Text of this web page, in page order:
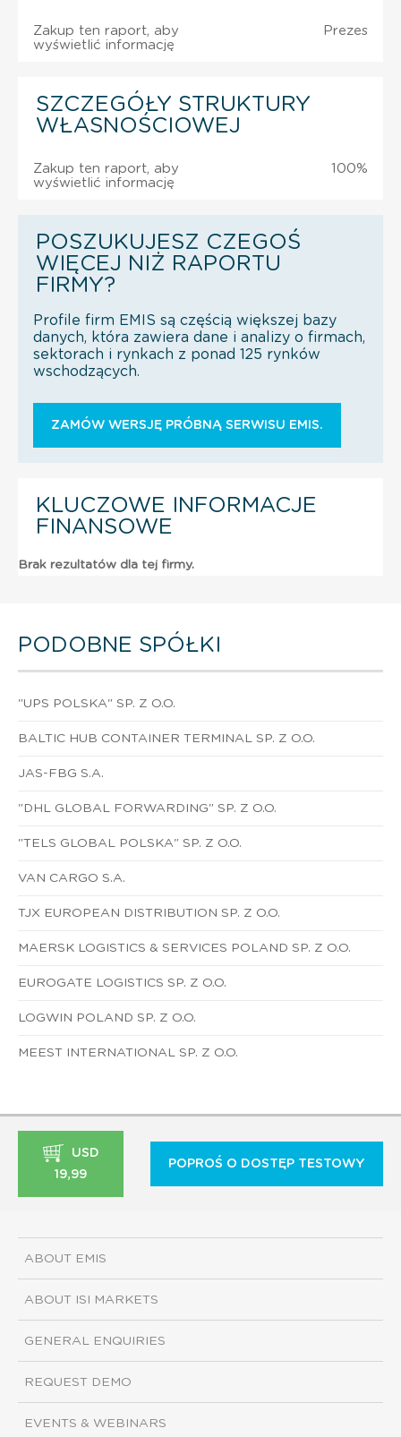
Zakup ten raport, aby
wyświetlić informację
Prezes
SZCZEGÓŁY STRUKTURY
WŁASNOŚCIOWEJ
Zakup ten raport, aby
wyświetlić informację
100%
POSZUKUJESZ CZEGOŚ
WIĘCEJ NIŻ RAPORTU
FIRMY?
Profile firm EMIS są częścią większej bazy
danych, która zawiera dane i analizy o firmach,
sektorach i rynkach z ponad 125 rynków
wschodzących.
ZAMÓW WERSJĘ PRÓBNĄ SERWISU EMIS.
KLUCZOWE INFORMACJE
FINANSOWE
Brak rezultatów dla tej firmy.
PODOBNE SPÓŁKI
"UPS POLSKA" SP. Z O.O.
BALTIC HUB CONTAINER TERMINAL SP. Z O.O.
JAS-FBG S.A.
"DHL GLOBAL FORWARDING" SP. Z O.O.
"TELS GLOBAL POLSKA" SP. Z O.O.
VAN CARGO S.A.
TJX EUROPEAN DISTRIBUTION SP. Z O.O.
MAERSK LOGISTICS & SERVICES POLAND SP. Z O.O.
EUROGATE LOGISTICS SP. Z O.O.
LOGWIN POLAND SP. Z O.O.
MEEST INTERNATIONAL SP. Z O.O.
USD
19,99
POPROŚ O DOSTĘP TESTOWY
ABOUT EMIS
ABOUT ISI MARKETS
GENERAL ENQUIRIES
REQUEST DEMO
EVENTS & WEBINARS